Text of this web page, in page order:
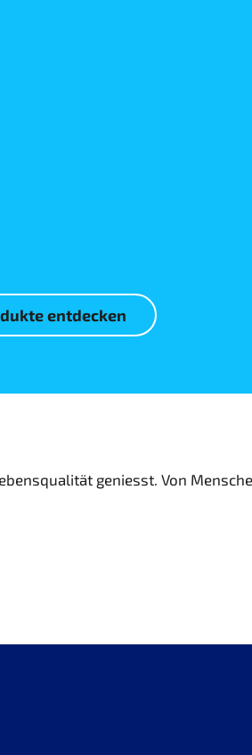
entdecken
geniesst. Von